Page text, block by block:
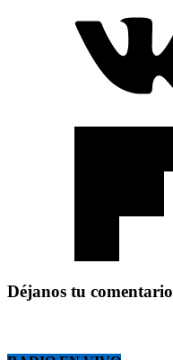
Déjanos tu comentario